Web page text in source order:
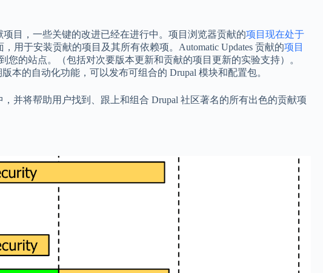
目，一些关键的改进已经在进行中。项目浏览器贡献的项目现在处于
，用于安装贡献的项目及其所有依赖项。Automatic Updates 贡献的项目
您的站点。（包括对次要版本更新和贡献的项目更新的实验支持）。
本的自动化功能，可以发布可组合的 Drupal 模块和配置包。
并将帮助用户找到、跟上和组合 Drupal 社区著名的所有出色的贡献项